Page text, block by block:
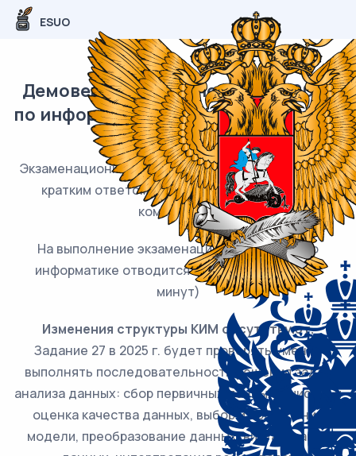
ESUO
Демоверсия и изменения ЕГЭ 2025
по информатике от ФИПИ (задания и
ответы)
Экзаменационная работа состоит из 27 заданий с
кратким ответом, выполняемых с помощью
компьютера.
На выполнение экзаменационной работы по
информатике отводится 3 часа 55 минут (235
минут)
Изменения структуры КИМ отсутствуют.
Задание 27 в 2025 г. будет проверять умение
выполнять последовательность решения задач
анализа данных: сбор первичных данных, очистка и
оценка качества данных, выбор и построение
модели, преобразование данных, визуализация